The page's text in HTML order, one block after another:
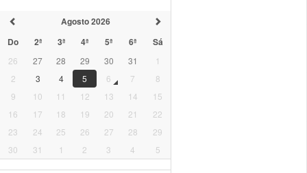
Agosto 2026
Do
2ª 3ª 4ª 5ª 6ª Sá
26 27 28 29 30 31
1
2
3 4 5 6 7
8
9
10 11 12 13 14
15
16
17 18 19 20 21
22
23
24 25 26 27 28
29
30
31 1 2 3 4 5